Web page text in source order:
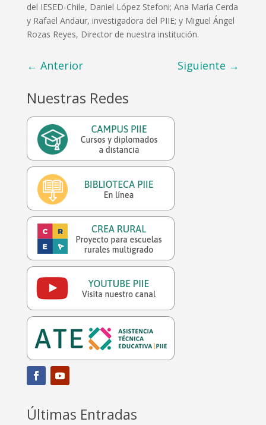
del IESED-Chile, Daniel López Stefoni; Ana María Cerda
y Rafael Andaur, investigadora del PIIE; y Miguel Ángel
Rozas Reyes, Director de nuestra institución.
← Anterior Siguiente →
Nuestras Redes
Últimas Entradas